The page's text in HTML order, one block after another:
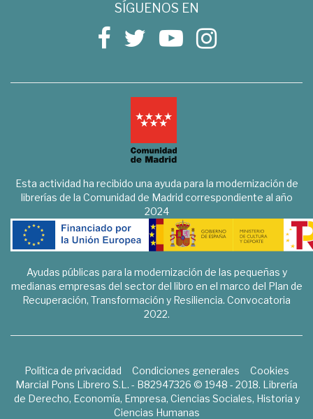
SÍGUENOS EN
Esta actividad ha recibido una ayuda para la modernización de
librerías de la Comunidad de Madrid correspondiente al año
2024
Ayudas públicas para la modernización de las pequeñas y
medianas empresas del sector del libro en el marco del Plan de
Recuperación, Transformación y Resiliencia. Convocatoria
2022.
Política de privacidad Condiciones generales
Cookies
Marcial Pons Librero S.L. - B82947326 © 1948 - 2018. Librería
de Derecho, Economía, Empresa, Ciencias Sociales, Historia y
Ciencias Humanas